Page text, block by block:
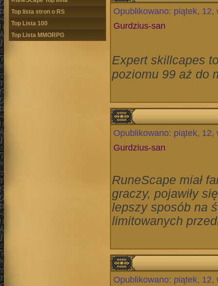
Top lista stron o RS
Top Lista 100
Top Lista MMORPG
Opublikowano: piątek, 12,
Gurdzius-san
Expert skillcapes
poziomu 99 aż do
Opublikowano: piątek, 12,
Gurdzius-san
RuneScape miał
graczy, pojawiły
lepszy sposób na
limitowanych
Opublikowano: piątek, 12,